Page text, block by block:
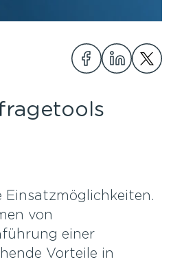
TeilenTeilenTeilen
von
einer
Vorteile in